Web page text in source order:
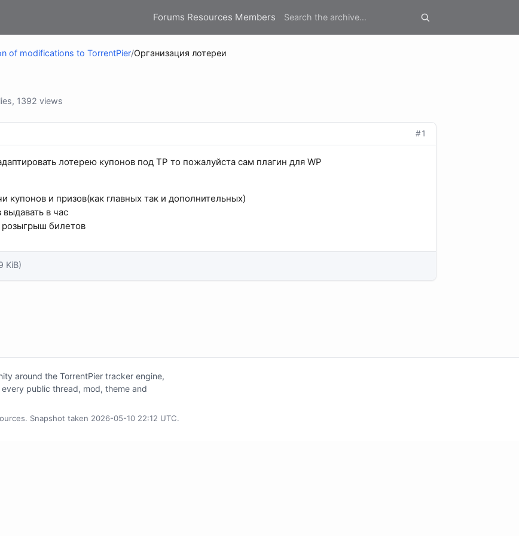
Forums Resources Members
of modifications to TorrentPier/Организация лотереи
1392 views
#1
лотерею купонов под TP то пожалуйста сам плагин для WP
купонов и призов(как главных так и дополнительных)
в час
розыгрыш билетов
KiB)
around the TorrentPier tracker engine,
public thread, mod, theme and
Snapshot taken 2026-05-10 22:12 UTC.